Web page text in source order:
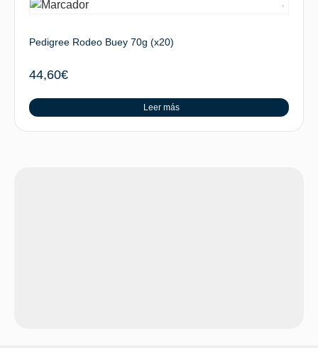
Pedigree Rodeo Buey 70g (x20)
44,60€
Leer más